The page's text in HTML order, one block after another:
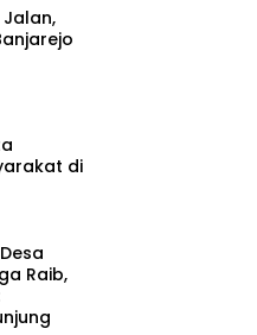
Jalan,
di
Raib,